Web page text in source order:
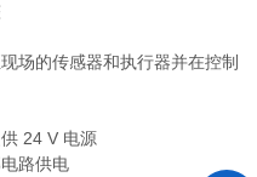
场的传感器和执行器并在控制
24 V 电源
路供电